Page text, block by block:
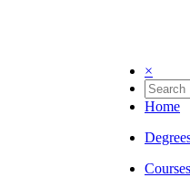
×
Home
Courses